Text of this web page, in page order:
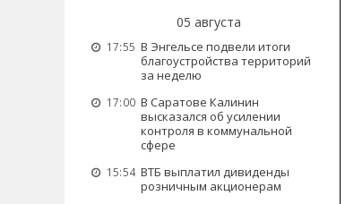
05 августа
17:55 В Энгельсе подвели итоги
благоустройства территорий
за неделю
17:00 В Саратове Калинин
высказался об усилении
контроля в коммунальной
сфере
15:54 ВТБ выплатил дивиденды
розничным акционерам